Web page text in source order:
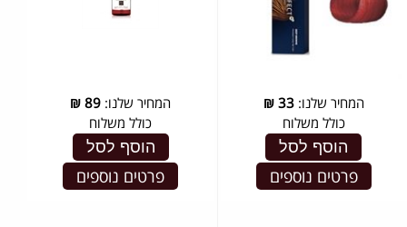
המחיר שלנו:33
₪
כולל משלוח
הוסף לסל
פרטים נוספים
המחיר שלנו: 89
₪
כולל משלוח
הוסף לסל
פרטים נוספים